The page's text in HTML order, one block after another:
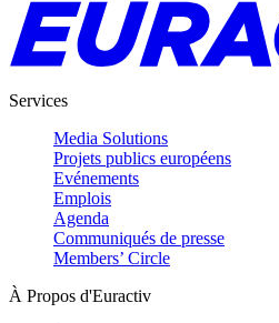
Services
Media Solutions
Projets publics européens
Evénements
Emplois
Agenda
Communiqués de presse
Members’ Circle
À Propos d'Euractiv